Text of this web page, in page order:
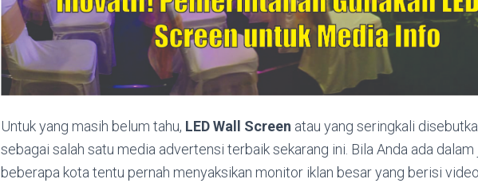
Untuk yang masih belum tahu, LED Wall Screen atau yang seringkali
sebagai salah satu media advertensi terbaik sekarang ini. Bila Anda ada dalam
beberapa kota tentu pernah menyaksikan monitor iklan besar yang berisi